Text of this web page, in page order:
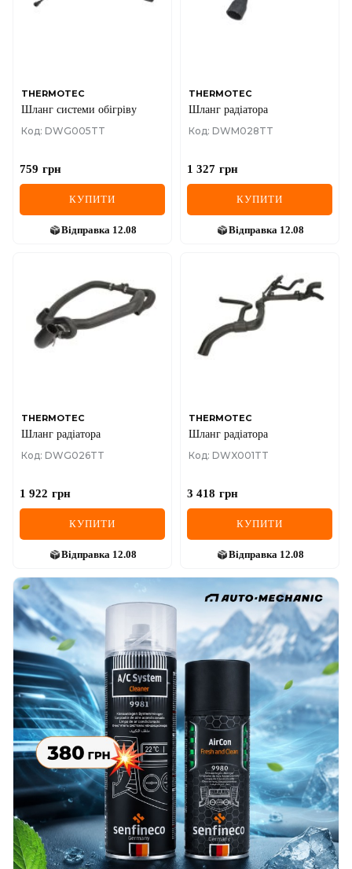
THERMOTEC
Шланг системи обігріву
Код: DWG005TT
759 грн
КУПИТИ
Відправка 12.08
THERMOTEC
Шланг радіатора
Код: DWM028TT
1 327 грн
КУПИТИ
Відправка 12.08
THERMOTEC
Шланг радіатора
Код: DWG026TT
1 922 грн
КУПИТИ
Відправка 12.08
THERMOTEC
Шланг радіатора
Код: DWX001TT
3 418 грн
КУПИТИ
Відправка 12.08